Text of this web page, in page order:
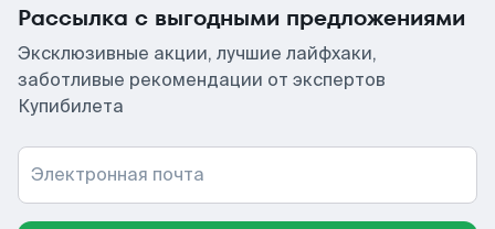
Рассылка с выгодными предложениями
Эксклюзивные акции, лучшие лайфхаки,
заботливые рекомендации от экспертов
Купибилета
Электронная почта